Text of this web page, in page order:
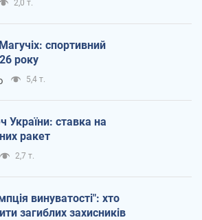
2,0 т.
спортивний
року
5,4 т.
України: ставка на
ракет
2,7 т.
винуватості": хто
загиблих захисників